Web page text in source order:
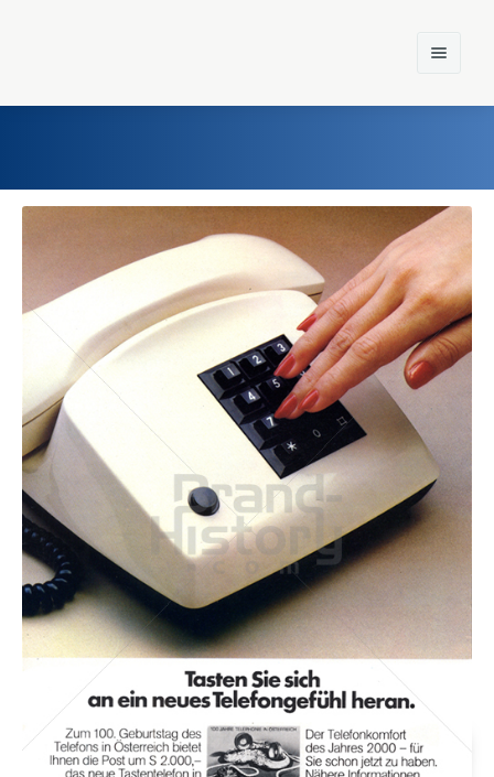
Home
Einst und Heute
Marken
Konzerne
Epoche